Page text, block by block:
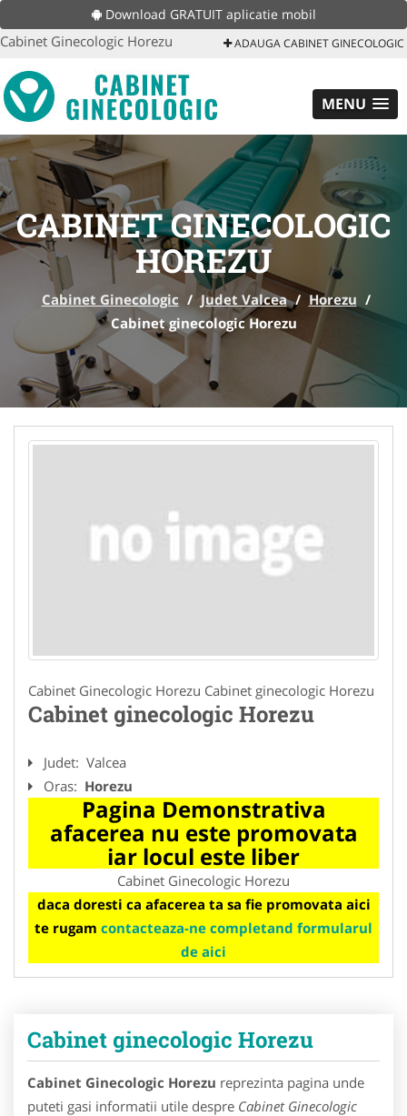
Download GRATUIT aplicatie mobil
Cabinet Ginecologic Horezu ADAUGA CABINET GINECOLOGIC
MENU
CABINET GINECOLOGIC
HOREZU
Cabinet Ginecologic / Judet Valcea / Horezu /
Cabinet ginecologic Horezu
Cabinet Ginecologic Horezu Cabinet ginecologic Horezu
Cabinet ginecologic Horezu
Judet: Valcea
Oras: Horezu
Pagina Demonstrativa
afacerea nu este promovata
iar locul este liber
Cabinet Ginecologic Horezu
daca doresti ca afacerea ta sa fie promovata aici
te rugam contacteaza-ne completand formularul
de aici
Cabinet ginecologic Horezu
Cabinet Ginecologic Horezu reprezinta pagina unde
puteti gasi informatii utile despre Cabinet Ginecologic